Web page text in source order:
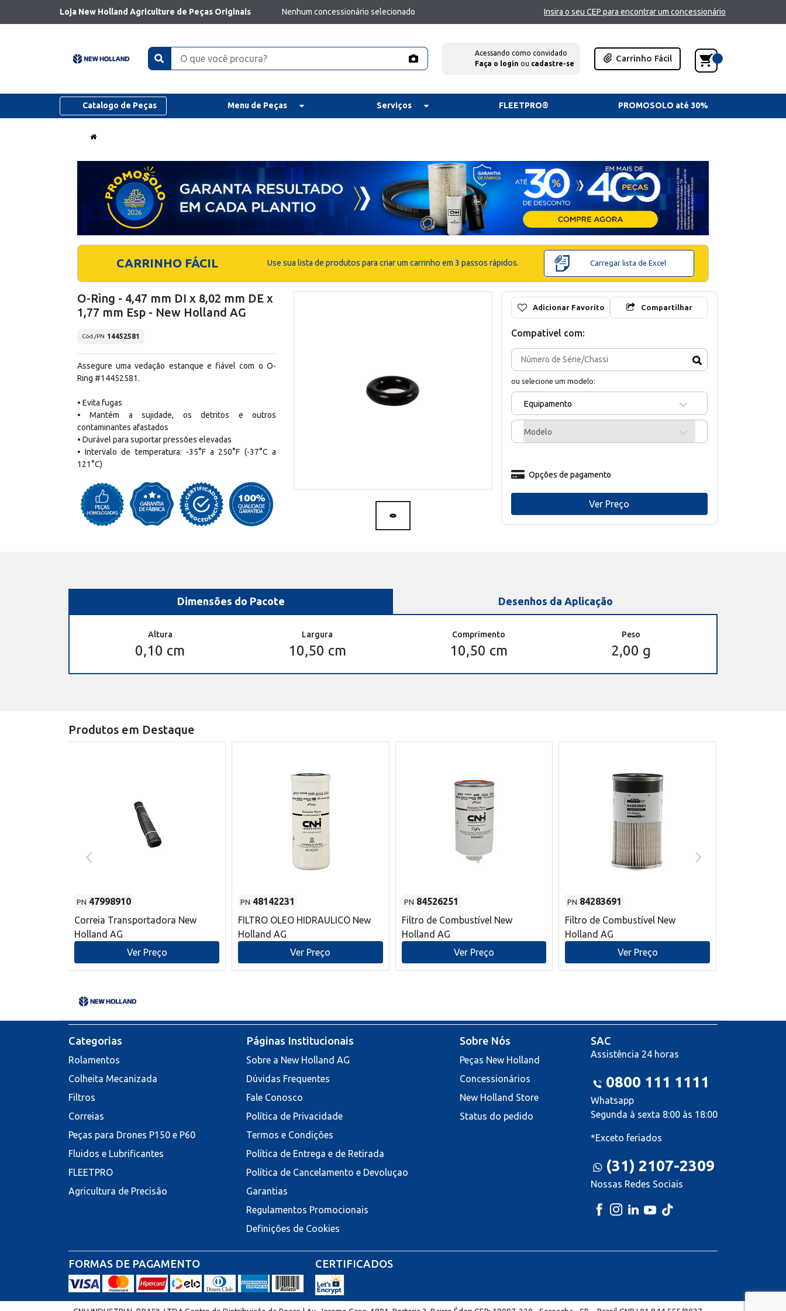
Loja New Holland Agriculture de Peças Originais Nenhum concessionário selecionado Insira o seu CEP para encontrar um concessionário
Acessando como convidado
Faça o login ou cadastre-se
Carrinho Fácil
Catalogo de Peças Menu de Peças Serviços FLEETPRO® PROMOSOLO até 30%
CARRINHO FÁCIL Use sua lista de produtos para criar um carrinho em 3 passos rápidos. Carregar lista de Excel
O-Ring - 4,47 mm DI x 8,02 mm DE x
1,77 mm Esp - New Holland AG
Cód./PN 14452581
Assegure uma vedação estanque e fiável com o O-
Ring #14452581.
• Evita fugas
• Mantém a sujidade, os detritos e outros
contaminantes afastados
• Durável para suportar pressões elevadas
• Intervalo de temperatura: -35°F a 250°F (-37°C a
121°C)
Adicionar Favorito Compartilhar
Compativel com:
ou selecione um modelo:
Equipamento
Modelo
Opções de pagamento
Ver Preço
Dimensões do Pacote Desenhos da Aplicação
Altura
0,10 cm
Largura
10,50 cm
Comprimento
10,50 cm
Peso
2,00 g
Produtos em Destaque
PN 47998910
Correia Transportadora New
Holland AG
Ver Preço
PN 48142231
FILTRO OLEO HIDRAULICO New
Holland AG
Ver Preço
PN 84526251
Filtro de Combustível New
Holland AG
Ver Preço
PN 84283691
Filtro de Combustível New
Holland AG
Ver Preço
Categorias
Rolamentos
Colheita Mecanizada
Filtros
Correias
Peças para Drones P150 e P60
Fluidos e Lubrificantes
FLEETPRO
Agricultura de Precisão
Páginas Institucionais
Sobre a New Holland AG
Dúvidas Frequentes
Fale Conosco
Política de Privacidade
Termos e Condições
Política de Entrega e de Retirada
Política de Cancelamento e Devoluçao
Garantias
Regulamentos Promocionais
Definições de Cookies
Sobre Nós
Peças New Holland
Concessionários
New Holland Store
Status do pedido
SAC
Assistência 24 horas
0800 111 1111
Whatsapp
Segunda à sexta 8:00 às 18:00
*Exceto feriados
(31) 2107-2309
Nossas Redes Sociais
FORMAS DE PAGAMENTO CERTIFICADOS